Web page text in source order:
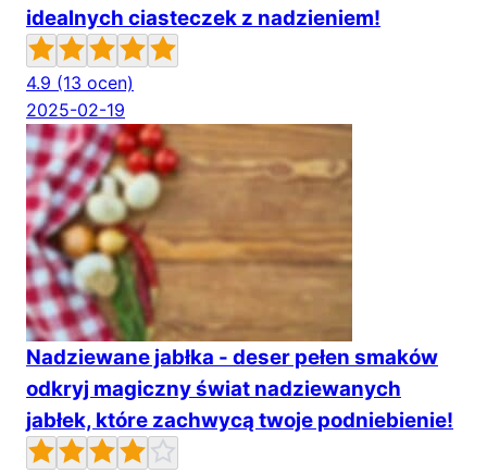
idealnych ciasteczek z nadzieniem!
4.9 (13 ocen)
2025-02-19
Nadziewane jabłka - deser pełen smaków
odkryj magiczny świat nadziewanych
jabłek, które zachwycą twoje podniebienie!